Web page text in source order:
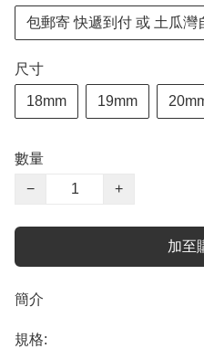
包郵寄 快遞到付 或 土瓜灣
尺寸
18mm 19mm
數量
−
+
加至
簡介
規格: